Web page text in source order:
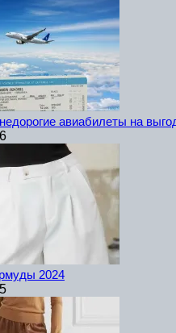
авиабилеты на
2024